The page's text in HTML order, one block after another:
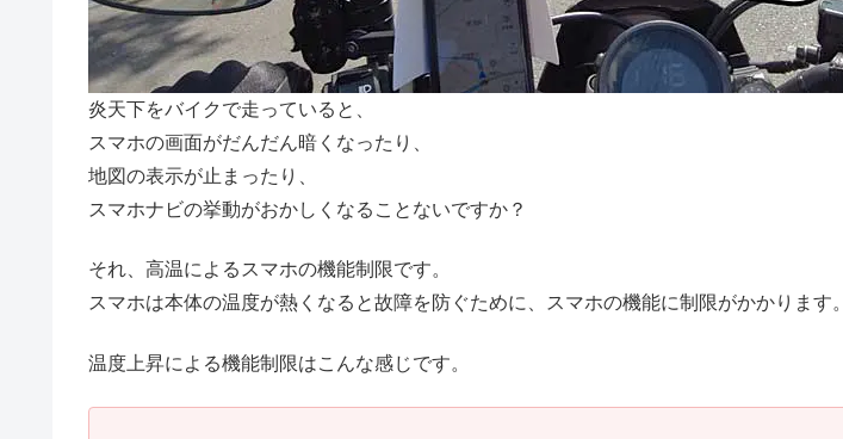
炎天下をバイクで走っていると、
スマホの画面がだんだん暗くなったり、
地図の表示が止まったり、
スマホナビの挙動がおかしくなることないですか？
それ、高温によるスマホの機能制限です。
スマホは本体の温度が熱くなると故障を防ぐために、スマホの機能に制限がかかります。
温度上昇による機能制限はこんな感じです。